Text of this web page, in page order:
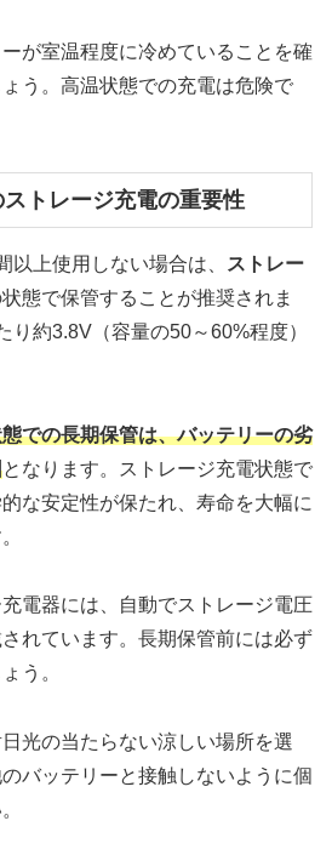
が室温程度に冷めていることを確
う。高温状態での充電は危険で
トレージ充電の重要性
以上使用しない場合は、
ストレー
態で保管することが推奨されま
り約3.8V（容量の50～60%程度）
での長期保管は、バッテリーの劣
となります。ストレージ充電状態で
な安定性が保たれ、寿命を大幅に
電器には、自動でストレージ電圧
れています。長期保管前には必ず
う。
光の当たらない涼しい場所を選
バッテリーと接触しないように個